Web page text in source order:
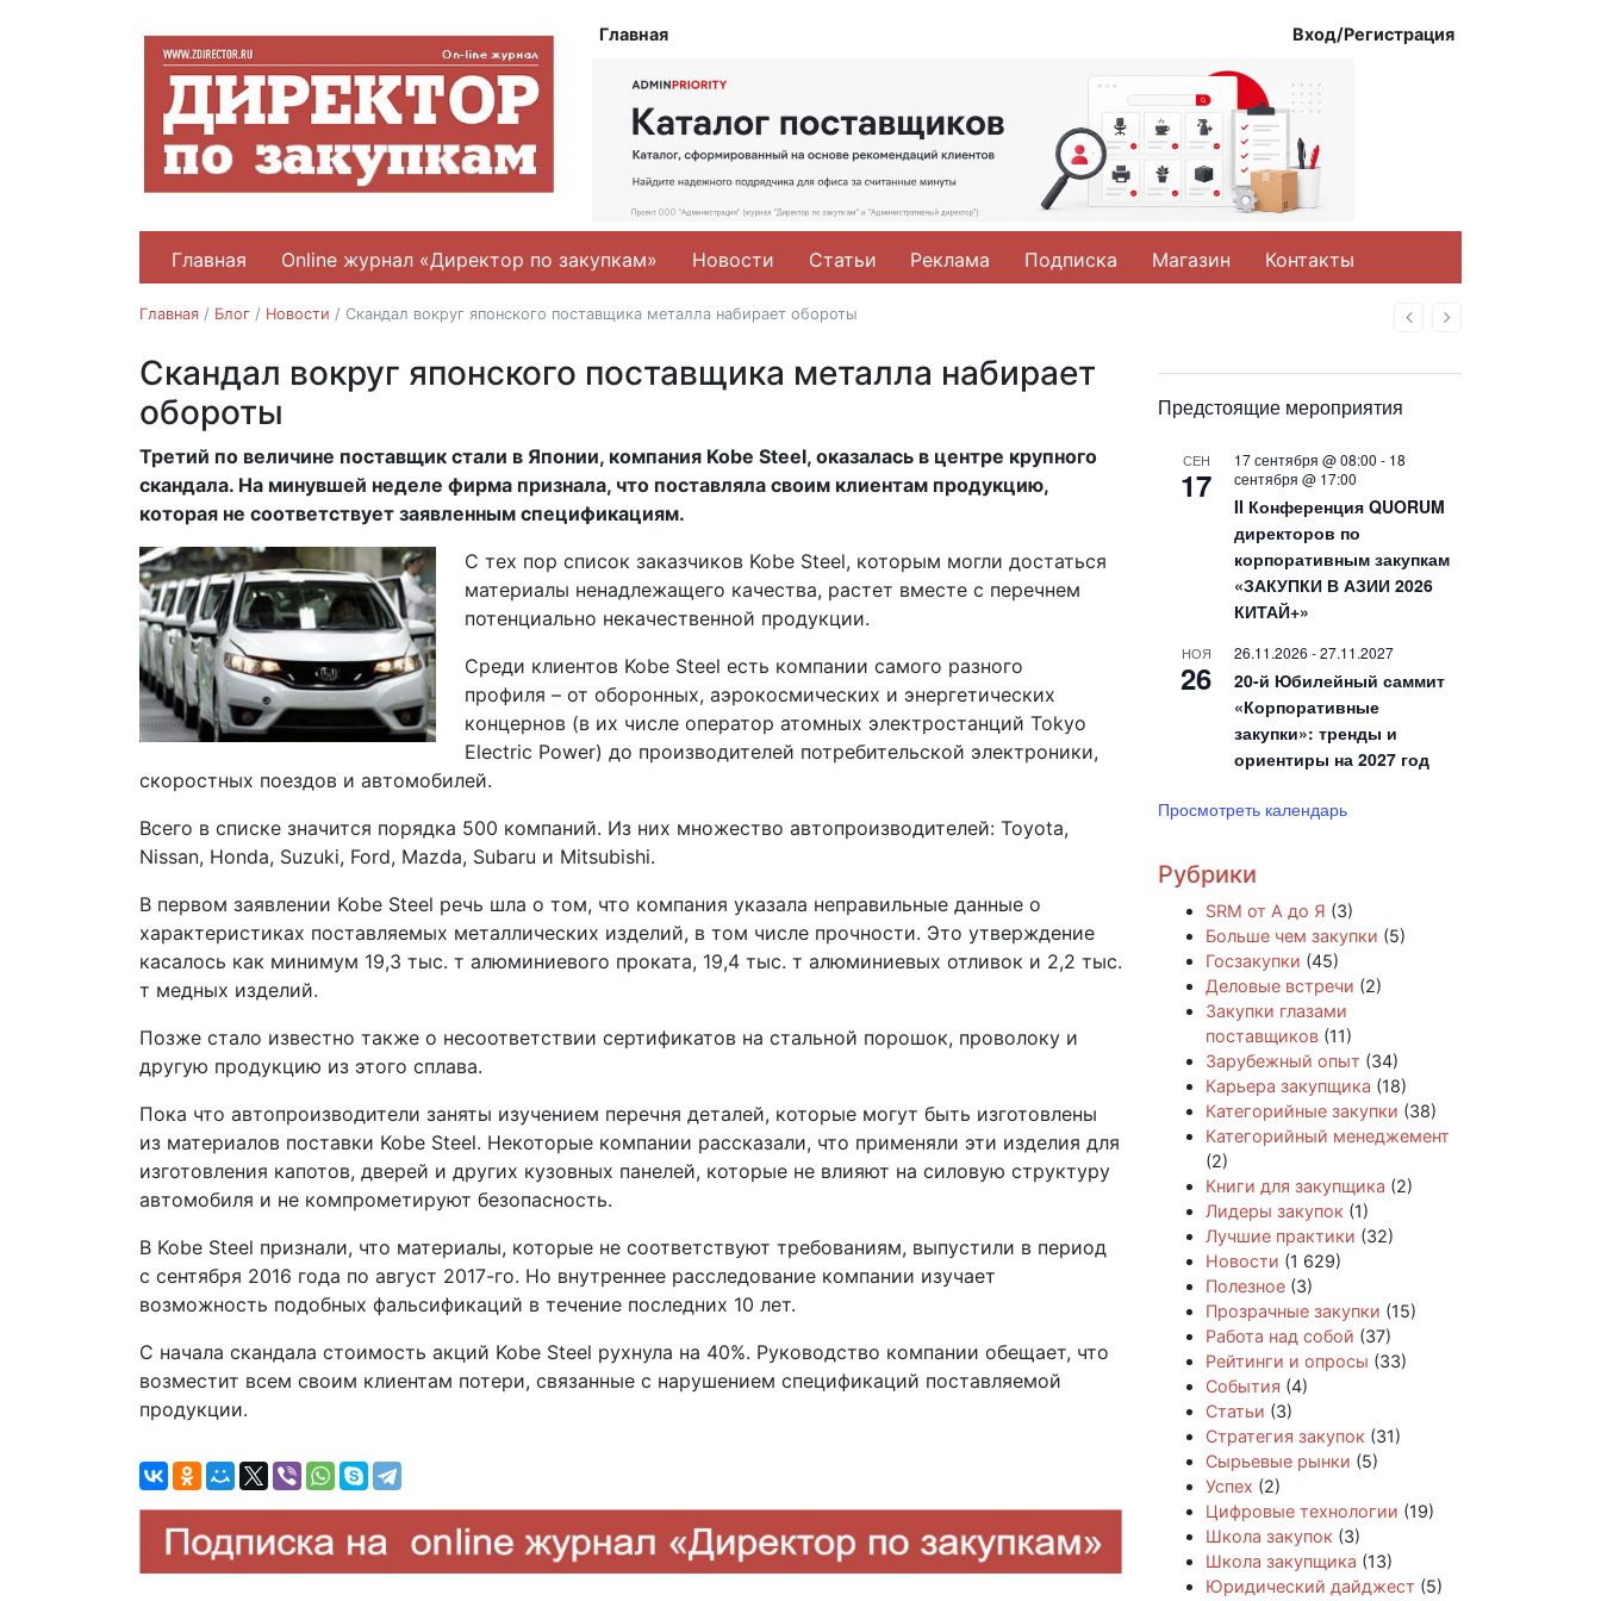
Главная Вход/Регистрация
Главная Online журнал «Директор по закупкам» Новости Статьи Реклама Подписка Магазин Контакты
НазадВперед
Главная / Блог / Новости / Скандал вокруг японского поставщика металла набирает обороты
Новости
Скандал вокруг японского поставщика металла набирает
обороты
17.11.2017
Третий по величине поставщик стали в Японии, компания Kobe Steel, оказалась в центре крупного
скандала. На минувшей неделе фирма признала, что поставляла своим клиентам продукцию,
которая не соответствует заявленным спецификациям.
С тех пор список заказчиков Kobe Steel, которым могли достаться
материалы ненадлежащего качества, растет вместе с перечнем
потенциально некачественной продукции.
Среди клиентов Kobe Steel есть компании самого разного
профиля – от оборонных, аэрокосмических и энергетических
концернов (в их числе оператор атомных электростанций Tokyo
Electric Power) до производителей потребительской электроники,
скоростных поездов и автомобилей.
Всего в списке значится порядка 500 компаний. Из них множество автопроизводителей: Toyota,
Nissan, Honda, Suzuki, Ford, Mazda, Subaru и Mitsubishi.
В первом заявлении Kobe Steel речь шла о том, что компания указала неправильные данные о
характеристиках поставляемых металлических изделий, в том числе прочности. Это утверждение
касалось как минимум 19,3 тыс. т алюминиевого проката, 19,4 тыс. т алюминиевых отливок и 2,2 тыс.
т медных изделий.
Позже стало известно также о несоответствии сертификатов на стальной порошок, проволоку и
другую продукцию из этого сплава.
Пока что автопроизводители заняты изучением перечня деталей, которые могут быть изготовлены
из материалов поставки Kobe Steel. Некоторые компании рассказали, что применяли эти изделия для
изготовления капотов, дверей и других кузовных панелей, которые не влияют на силовую структуру
автомобиля и не компрометируют безопасность.
В Kobe Steel признали, что материалы, которые не соответствуют требованиям, выпустили в период
с сентября 2016 года по август 2017-го. Но внутреннее расследование компании изучает
возможность подобных фальсификаций в течение последних 10 лет.
С начала скандала стоимость акций Kobe Steel рухнула на 40%. Руководство компании обещает, что
возместит всем своим клиентам потери, связанные с нарушением спецификаций поставляемой
продукции.
Предстоящие мероприятия
СЕН
17
17 сентября @ 08:00 - 18
сентября @ 17:00
II Конференция QUORUM
директоров по
корпоративным закупкам
«ЗАКУПКИ В АЗИИ 2026
КИТАЙ+»
НОЯ
26
26.11.2026 -27.11.2027
20-й Юбилейный саммит
«Корпоративные
закупки»: тренды и
ориентиры на 2027 год
Просмотреть календарь
Рубрики
SRM от А до Я (3)
Больше чем закупки (5)
Госзакупки (45)
Деловые встречи (2)
Закупки глазами
поставщиков (11)
Зарубежный опыт (34)
Карьера закупщика (18)
Категорийные закупки (38)
Категорийный менеджемент
(2)
Книги для закупщика (2)
Лидеры закупок (1)
Лучшие практики (32)
Новости (1 629)
Полезное (3)
Прозрачные закупки (15)
Работа над собой (37)
Рейтинги и опросы (33)
События (4)
Статьи (3)
Стратегия закупок (31)
Сырьевые рынки (5)
Успех (2)
Цифровые технологии (19)
Школа закупок (3)
Школа закупщика (13)
Юридический дайджест (5)